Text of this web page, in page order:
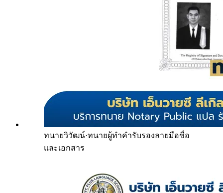
ทนายวิวัฒน์·ทนายผู้ทำคำรับรองลายมือชื่อ
และเอกสาร